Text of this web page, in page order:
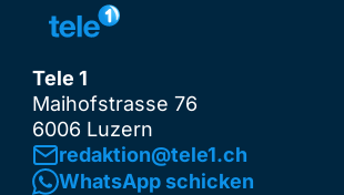
Tele 1
Maihofstrasse 76
6006 Luzern
redaktion@tele1.ch
WhatsApp schicken